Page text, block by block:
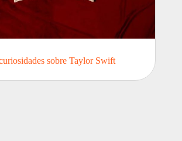
sobre Taylor Swift